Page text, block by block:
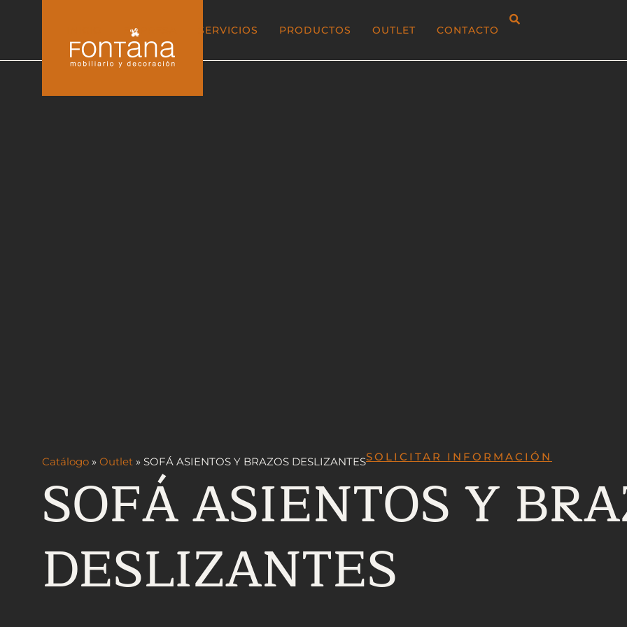
EMPRESA SERVICIOS PRODUCTOS OUTLET CONTACTO
Catálogo » Outlet » SOFÁ ASIENTOS Y BRAZOS DESLIZANTESSOLICITAR INFORMACIÓN
SOFÁ ASIENTOS Y
DESLIZANTES